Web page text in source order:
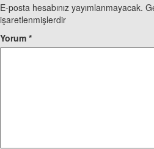
E-posta hesabınız yayımlanmayacak.
işaretlenmişlerdir
Yorum *